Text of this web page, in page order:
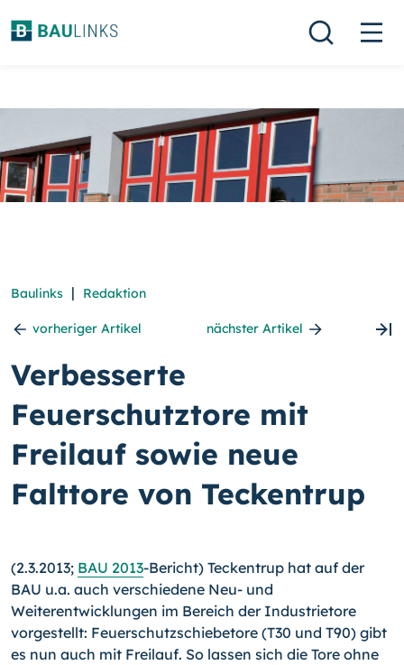
Baulinks | Redaktion
vorheriger Artikel nächster Artikel
Verbesserte
Feuerschutztore mit
Freilauf sowie neue
Falttore von Teckentrup
(2.3.2013; BAU 2013-Bericht) Teckentrup hat auf der
BAU u.a. auch verschiedene Neu- und
Weiterentwicklungen im Bereich der Industrietore
vorgestellt: Feuerschutz­schiebetore (T30 und T90) gibt
es nun auch mit Freilauf. So lassen sich die Tore ohne